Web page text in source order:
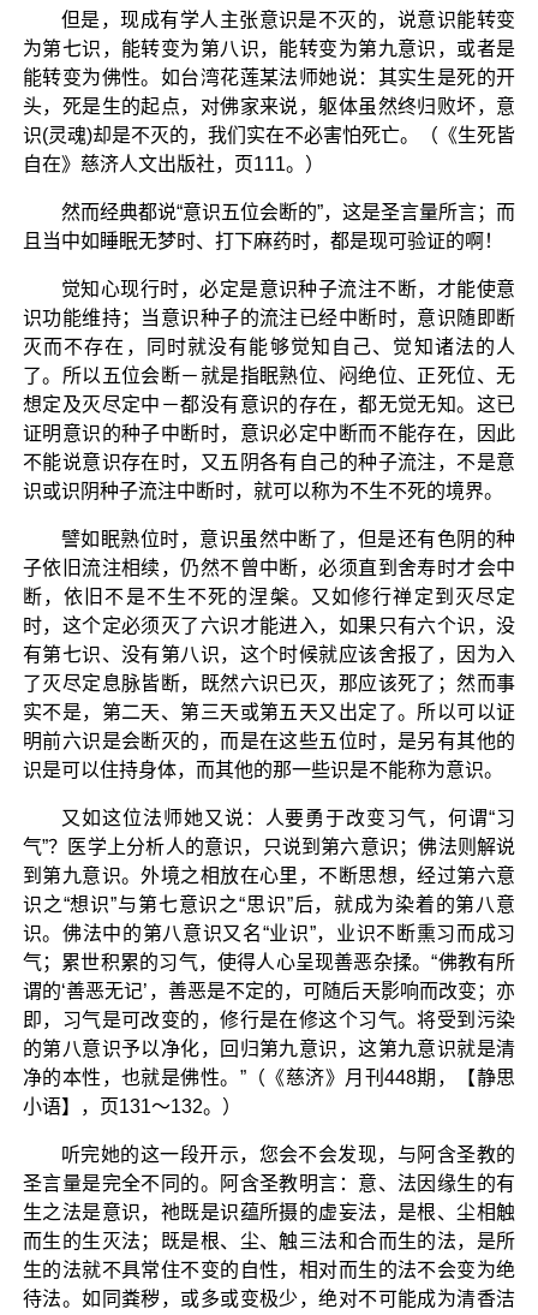
但是，现成有学人主张意识是不灭的，说意识能转变
为第七识，能转变为第八识，能转变为第九意识，或者是
能转变为佛性。如台湾花莲某法师她说：其实生是死的开
头，死是生的起点，对佛家来说，躯体虽然终归败坏，意
识(灵魂)却是不灭的，我们实在不必害怕死亡。（《生死皆
自在》慈济人文出版社，页111。）
然而经典都说“意识五位会断的”，这是圣言量所言；而
且当中如睡眠无梦时、打下麻药时，都是现可验证的啊！
觉知心现行时，必定是意识种子流注不断，才能使意
识功能维持；当意识种子的流注已经中断时，意识随即断
灭而不存在，同时就没有能够觉知自己、觉知诸法的人
了。所以五位会断－就是指眠熟位、闷绝位、正死位、无
想定及灭尽定中－都没有意识的存在，都无觉无知。这已
证明意识的种子中断时，意识必定中断而不能存在，因此
不能说意识存在时，又五阴各有自己的种子流注，不是意
识或识阴种子流注中断时，就可以称为不生不死的境界。
譬如眠熟位时，意识虽然中断了，但是还有色阴的种
子依旧流注相续，仍然不曾中断，必须直到舍寿时才会中
断，依旧不是不生不死的涅槃。又如修行禅定到灭尽定
时，这个定必须灭了六识才能进入，如果只有六个识，没
有第七识、没有第八识，这个时候就应该舍报了，因为入
了灭尽定息脉皆断，既然六识已灭，那应该死了；然而事
实不是，第二天、第三天或第五天又出定了。所以可以证
明前六识是会断灭的，而是在这些五位时，是另有其他的
识是可以住持身体，而其他的那一些识是不能称为意识。
又如这位法师她又说：人要勇于改变习气，何谓“习
气”？医学上分析人的意识，只说到第六意识；佛法则解说
到第九意识。外境之相放在心里，不断思想，经过第六意
识之“想识”与第七意识之“思识”后，就成为染着的第八意
识。佛法中的第八意识又名“业识”，业识不断熏习而成习
气；累世积累的习气，使得人心呈现善恶杂揉。“佛教有所
谓的‘善恶无记’，善恶是不定的，可随后天影响而改变；亦
即，习气是可改变的，修行是在修这个习气。将受到污染
的第八意识予以净化，回归第九意识，这第九意识就是清
净的本性，也就是佛性。”（《慈济》月刊448期，【静思
小语】，页131～132。）
听完她的这一段开示，您会不会发现，与阿含圣教的
圣言量是完全不同的。阿含圣教明言：意、法因缘生的有
生之法是意识，祂既是识蕴所摄的虚妄法，是根、尘相触
而生的生灭法；既是根、尘、触三法和合而生的法，是所
生的法就不具常住不变的自性，相对而生的法不会变为绝
待法。如同粪秽，或多或变极少，绝对不可能成为清香洁